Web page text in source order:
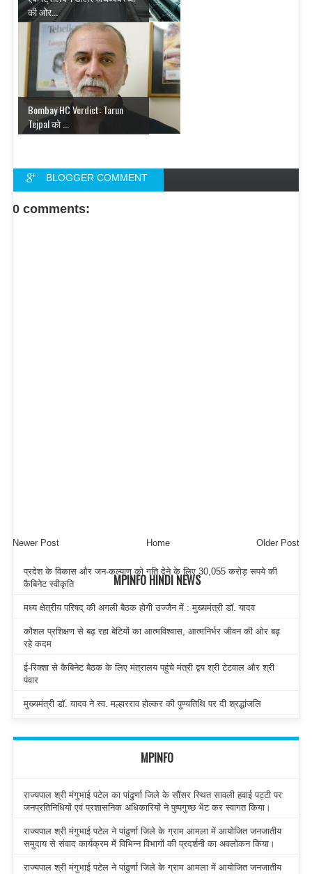
की ओर...
Bombay HC Verdict: Tarun
Tejpal को ...
BLOGGER COMMENT
FACEBOOK COMMENT
0 comments:
Newer Post Older Post
Home
MPINFO HINDI NEWS
प्रदेश के विकास और जन-कल्याण को गति देने के लिए 30,055 करोड़ रूपये की
कैबिनेट स्वीकृति
मध्य क्षेत्रीय परिषद् की अगली बैठक होगी उज्जैन में : मुख्यमंत्री डॉ. यादव
कौशल प्रशिक्षण से बढ़ रहा बेटियों का आत्मविश्वास, आत्मनिर्भर जीवन की ओर बढ़
रहे कदम
ई-रिक्शा से कैबिनेट बैठक के लिए मंत्रालय पहुंचे मंत्री द्वय श्री टेटवाल और श्री
पंवार
मुख्यमंत्री डॉ. यादव ने स्व. मल्हारराव होल्कर की पुण्यतिथि पर दी श्रद्धांजलि
MPINFO
राज्यपाल श्री मंगुभाई पटेल का पांढुर्णा जिले के सौंसर स्थित सावली हवाई पट्टी पर
जनप्रतिनिधियों एवं प्रशासनिक अधिकारियों ने पुष्पगुच्छ भेंट कर स्वागत किया।
राज्यपाल श्री मंगुभाई पटेल ने पांढुर्णा जिले के ग्राम आमला में आयोजित जनजातीय
समुदाय से संवाद कार्यक्रम में विभिन्न विभागों की प्रदर्शनी का अवलोकन किया।
राज्यपाल श्री मंगुभाई पटेल ने पांढुर्णा जिले के ग्राम आमला में आयोजित जनजातीय